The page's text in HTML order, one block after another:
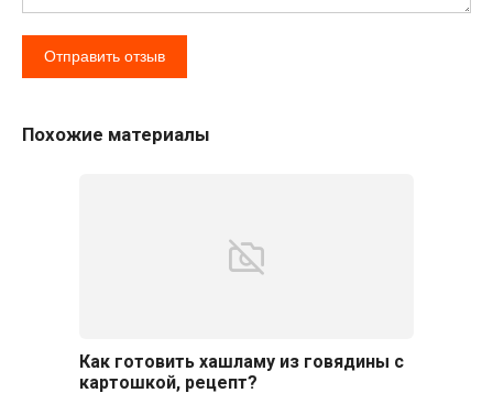
Похожие материалы
Как готовить хашламу из говядины с
картошкой, рецепт?